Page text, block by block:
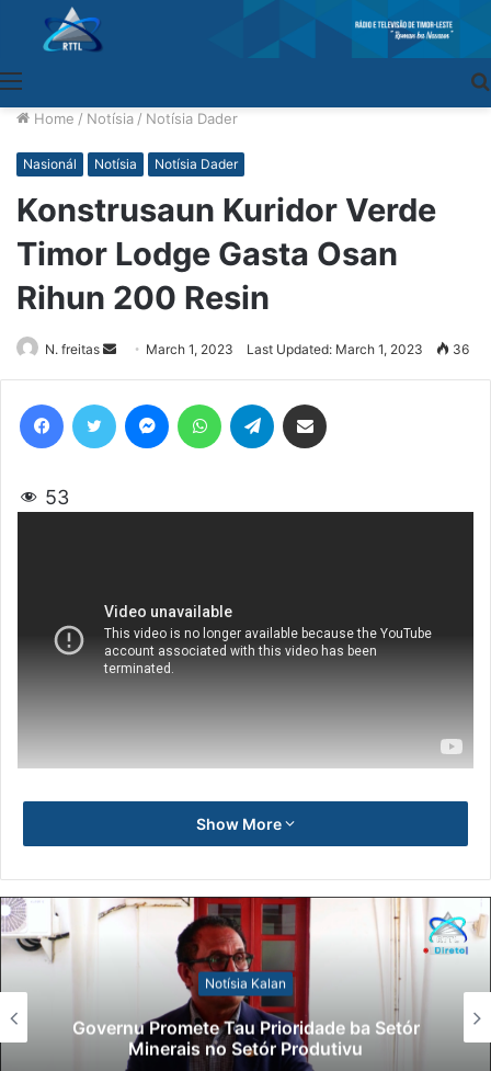
Home / Notísia / Notísia Dader
Nasionál Notísia Notísia Dader
Konstrusaun Kuridor Verde
Timor Lodge Gasta Osan
Rihun 200 Resin
N. freitas
Send
an
email
March 1, 2023 Last Updated: March 1, 2023 36
53
Show More
Notísia Kalan
Governu Promete Tau Prioridade ba Setór
Minerais no Setór Produtivu